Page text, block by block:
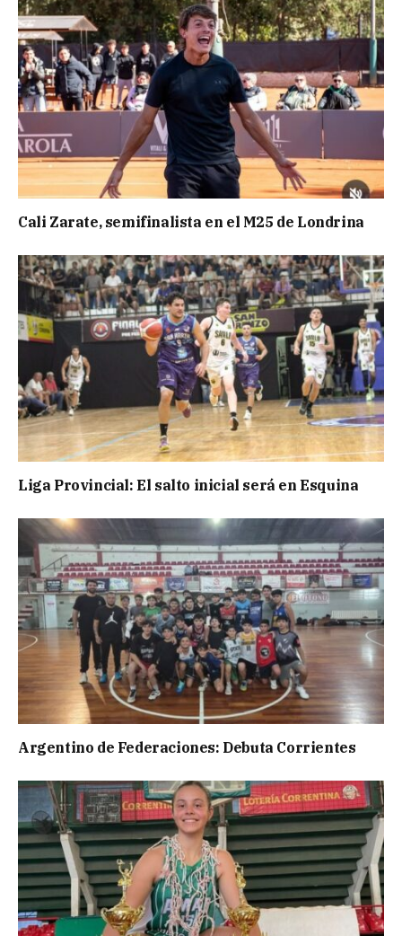
Cali Zarate, semifinalista en el M25 de Londrina
Liga Provincial: El salto inicial será en Esquina
Argentino de Federaciones: Debuta Corrientes